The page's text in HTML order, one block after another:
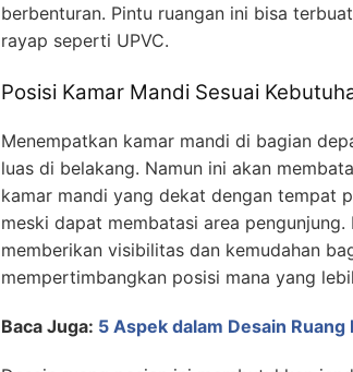
berbenturan. Pintu ruangan ini bisa
rayap seperti UPVC.
Posisi Kamar Mandi Sesuai
Menempatkan kamar mandi di bagian
luas di belakang. Namun ini akan
kamar mandi yang dekat dengan tempat
meski dapat membatasi area
memberikan visibilitas dan kemudahan
mempertimbangkan posisi mana yang
Baca Juga: 5 Aspek dalam Desain